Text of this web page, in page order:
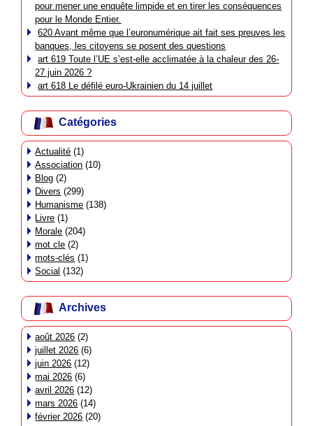
pour mener une enquête limpide et en tirer les conséquences
pour le Monde Entier.
620 Avant même que l’euronumérique ait fait ses preuves les
banques, les citoyens se posent des questions
art 619 Toute l’UE s’est-elle acclimatée à la chaleur des 26-
27 juin 2026 ?
art 618 Le défilé euro-Ukrainien du 14 juillet
Catégories
Actualité (1)
Association (10)
Blog (2)
Divers (299)
Humanisme (138)
Livre (1)
Morale (204)
mot cle (2)
mots-clés (1)
Social (132)
Archives
août 2026 (2)
juillet 2026 (6)
juin 2026 (12)
mai 2026 (6)
avril 2026 (12)
mars 2026 (14)
février 2026 (20)